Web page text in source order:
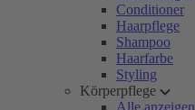
Conditioner
Haarpflege
Shampoo
Haarfarbe
Styling
Körperpflege
Alle anzeigen